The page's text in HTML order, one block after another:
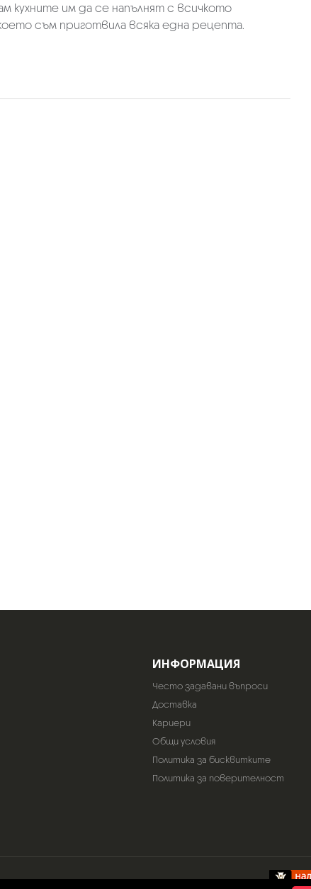
кухните им да се напълнят с всичкото
съм приготвила всяка една рецепта.
ИНФОРМАЦИЯ
Често задавани въпроси
Доставка
Кариери
Общи условия
Политика за бисквитките
Политика за поверителност